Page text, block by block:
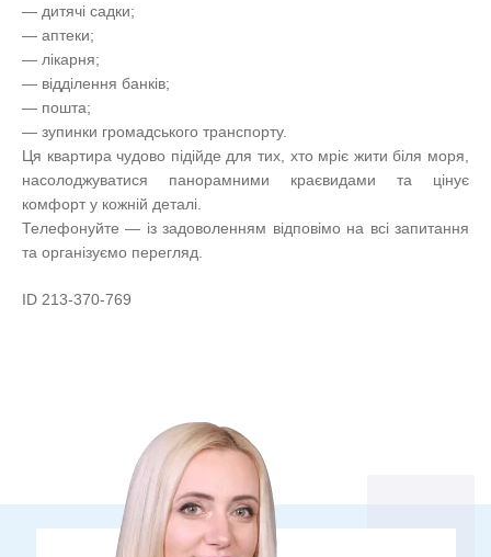
— дитячі садки;
— аптеки;
— лікарня;
— відділення банків;
— пошта;
— зупинки громадського транспорту.
Ця квартира чудово підійде для тих, хто мріє жити біля моря,
насолоджуватися панорамними краєвидами та цінує
комфорт у кожній деталі.
Телефонуйте — із задоволенням відповімо на всі запитання
та організуємо перегляд.
ID 213-370-769